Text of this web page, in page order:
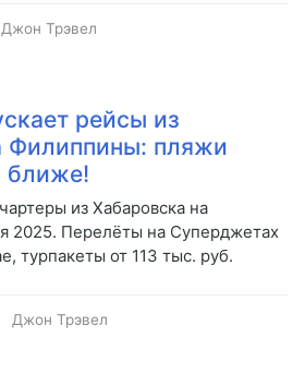
Джон Трэвел
рейсы из
Филиппины: пляжи
ближе!
из Хабаровска на
2025. Перелёты на Суперджетах
турпакеты от 113 тыс. руб.
Джон Трэвел